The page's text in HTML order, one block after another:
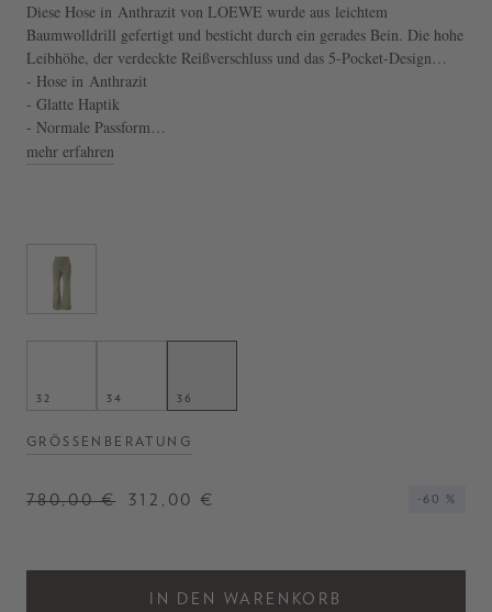
Diese Hose in Anthrazit von LOEWE wurde aus leichtem
Baumwolldrill gefertigt und besticht durch ein gerades Bein. Die hohe
Leibhöhe, der verdeckte Reißverschluss und das 5-Pocket-Design
zeichnen dieses Modell aus. Die Gürtellaschen, ein rückseitiges Logo-
Patch und die dezent glänzende Optik zeichnen dieses Modell aus.
- Hose in Anthrazit
- Glatte Haptik
- Normale Passform
- Hergestellt in Italien
mehr erfahren
32 34 36
GRÖSSENBERATUNG
780,00 € 312,00 € -60 %
IN DEN WARENKORB